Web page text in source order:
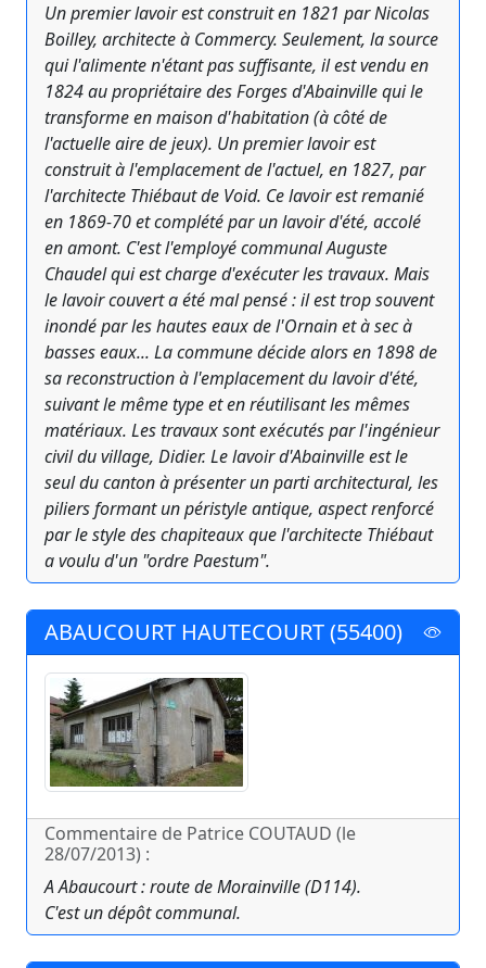
Un premier lavoir est construit en 1821 par Nicolas
Boilley, architecte à Commercy. Seulement, la source
qui l'alimente n'étant pas suffisante, il est vendu en
1824 au propriétaire des Forges d'Abainville qui le
transforme en maison d'habitation (à côté de
l'actuelle aire de jeux). Un premier lavoir est
construit à l'emplacement de l'actuel, en 1827, par
l'architecte Thiébaut de Void. Ce lavoir est remanié
en 1869-70 et complété par un lavoir d'été, accolé
en amont. C'est l'employé communal Auguste
Chaudel qui est charge d'exécuter les travaux. Mais
le lavoir couvert a été mal pensé : il est trop souvent
inondé par les hautes eaux de l'Ornain et à sec à
basses eaux... La commune décide alors en 1898 de
sa reconstruction à l'emplacement du lavoir d'été,
suivant le même type et en réutilisant les mêmes
matériaux. Les travaux sont exécutés par l'ingénieur
civil du village, Didier. Le lavoir d'Abainville est le
seul du canton à présenter un parti architectural, les
piliers formant un péristyle antique, aspect renforcé
par le style des chapiteaux que l'architecte Thiébaut
a voulu d'un "ordre Paestum".
ABAUCOURT HAUTECOURT (55400)
Commentaire de Patrice COUTAUD (le
28/07/2013) :
A Abaucourt : route de Morainville (D114).
C'est un dépôt communal.